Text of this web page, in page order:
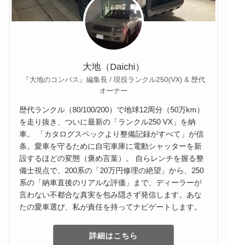
大地（Daichi）
『大地のコンパス』編集長 / 現役ランクル250(VX) & 歴代
オーナー
歴代ランクル（80/100/200）で地球12周分（50万km）
を走り抜き、ついに最新の「ランクル250 VX」を納
車。 「カタログスペックより整備記録がすべて」が信
条。愛車を守るために自宅車庫に電動シャッターを新
設するほどの変態（褒め言葉）。 自らレンチを握る整
備士視点で、200系の「20万円修理の絶望」から、250
系の「納車直後のリアルな評価」まで、ディーラーが
言わない不都合な真実を包み隠さず発信します。あな
たの愛車選び、私が責任を持ってナビゲートします。
詳細はこちら